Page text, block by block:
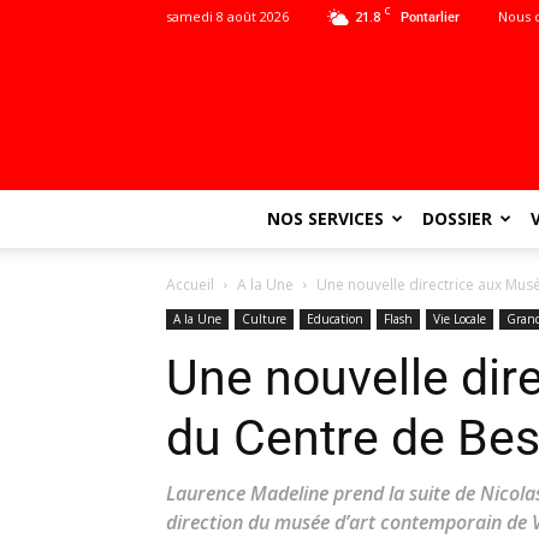
21.8 C Pontarlier
samedi 8 août 2026 Nous
NOS SERVICES DOSSIER
Accueil A la Une Une nouvelle directrice aux
A la Une Culture Education Flash Vie Locale
Une nouvelle
du Centre de
Laurence Madeline prend la suite de
direction du musée d’art contemporain de